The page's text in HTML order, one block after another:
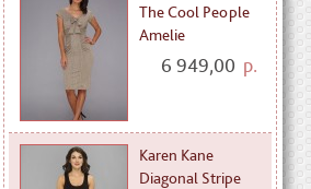
The Cool People
Amelie
6 949,00 р.
Karen Kane
Diagonal Stripe